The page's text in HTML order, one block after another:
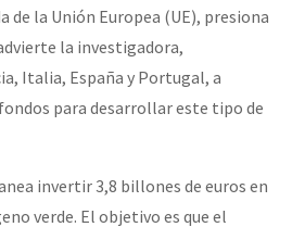
de la Unión Europea (UE), presiona
la investigadora,
Italia, España y Portugal, a
para desarrollar este tipo de
invertir 3,8 billones de euros en
verde. El objetivo es que el